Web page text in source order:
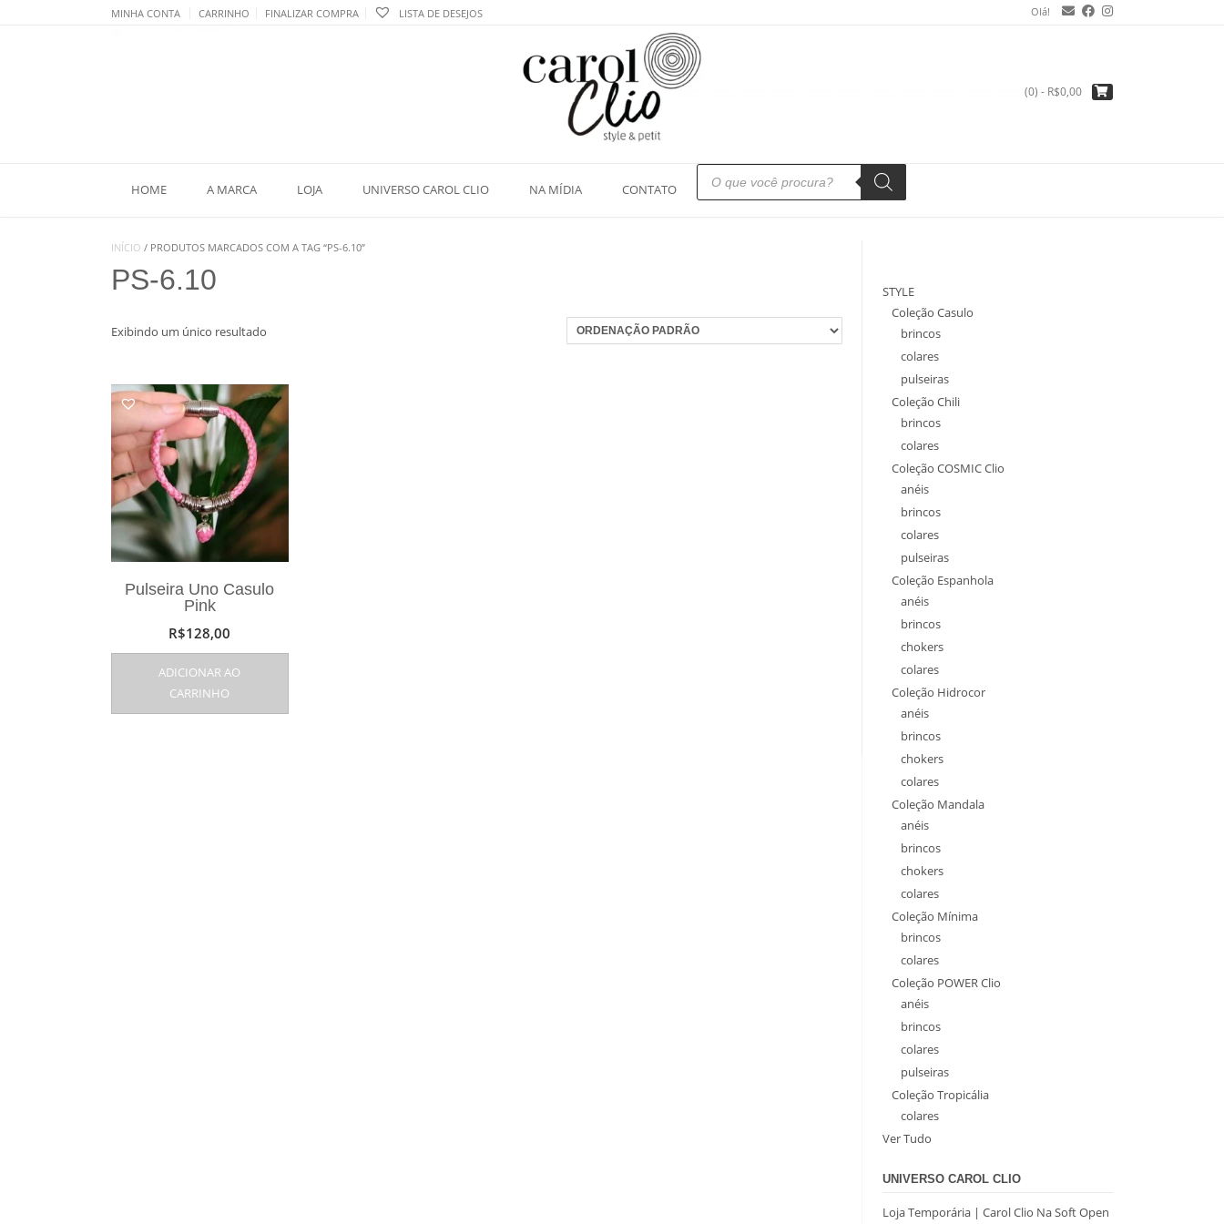
MINHA CONTA CARRINHO FINALIZAR COMPRA LISTA DE DESEJOS Olá!
(0) - R$0,00
HOME A MARCA LOJA UNIVERSO CAROL CLIO NA MÍDIA CONTATO
Pesquisar
produtos
INÍCIO / PRODUTOS MARCADOS COM A TAG “PS-6.10”
PS-6.10
Exibindo um único resultado
Pulseira Uno Casulo
Pink
R$128,00
ADICIONAR AO
CARRINHO
STYLE
Coleção Casulo
brincos
colares
pulseiras
Coleção Chili
brincos
colares
Coleção COSMIC Clio
anéis
brincos
colares
pulseiras
Coleção Espanhola
anéis
brincos
chokers
colares
Coleção Hidrocor
anéis
brincos
chokers
colares
Coleção Mandala
anéis
brincos
chokers
colares
Coleção Mínima
brincos
colares
Coleção POWER Clio
anéis
brincos
colares
pulseiras
Coleção Tropicália
colares
Ver Tudo
UNIVERSO CAROL CLIO
Loja Temporária | Carol Clio Na Soft Open